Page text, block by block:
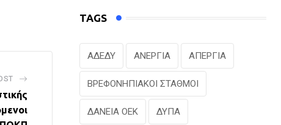
TAGS
ΑΔΕΔΥ ΑΝΕΡΓΙΑ ΑΠΕΡΓΙΑ
ΒΡΕΦΟΝΗΠΙΑΚΟΙ ΣΤΑΘΜΟΙ
ΔΑΝΕΙΑ ΟΕΚ ΔΥΠΑ